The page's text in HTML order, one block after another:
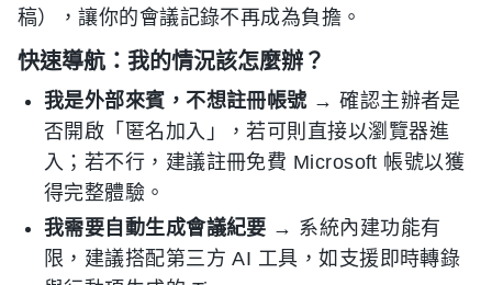
稿），讓你的會議記錄不再成為負擔。
快速導航：我的情況該怎麼辦？
我是外部來賓，不想註冊帳號→ 確認主辦者是
否開啟「匿名加入」，若可則直接以瀏覽器進
入；若不行，建議註冊免費 Microsoft 帳號以獲
得完整體驗。
我需要自動生成會議紀要 → 系統內建功能有
限，建議搭配第三方 AI 工具，如支援即時轉錄